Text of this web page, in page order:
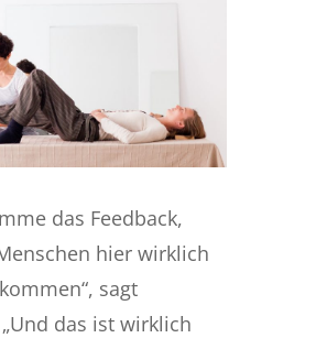
das Feedback,
hier wirklich
sagt
das ist wirklich